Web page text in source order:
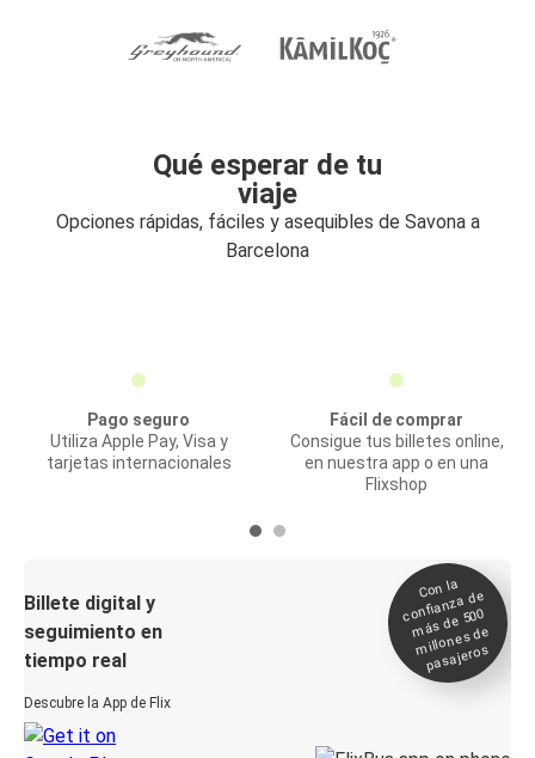
Qué esperar de tu
viaje
Opciones rápidas, fáciles y asequibles de Savona a
Barcelona
Pago seguro
Utiliza Apple Pay, Visa y
tarjetas internacionales
Fácil de comprar
Consigue tus billetes online,
en nuestra app o en una
Flixshop
Billete digital y
seguimiento en
tiempo real
Descubre la App de Flix
Con la
confianza de
más de 500
millones de
pasajeros